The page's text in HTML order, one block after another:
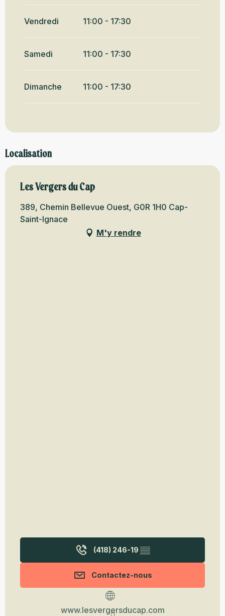
Du31 août 2026au12 octobre
2026
Du13 octobre 2026au31
Vendredi 11:00 - 17:30
Samedi 11:00 - 17:30
Dimanche 11:00 - 17:30
Localisation
Les Vergers du Cap
389, Chemin Bellevue Ouest, G0R 1H0 Cap-
Saint-Ignace
M'y rendre
(418) 246-19 ▒▒
Contactez-nous
www.lesvergersducap.com